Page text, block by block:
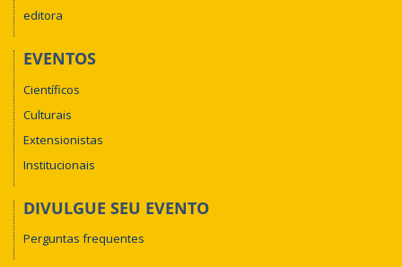
editora
EVENTOS
Científicos
Culturais
Extensionistas
Institucionais
DIVULGUE SEU EVENTO
Perguntas frequentes